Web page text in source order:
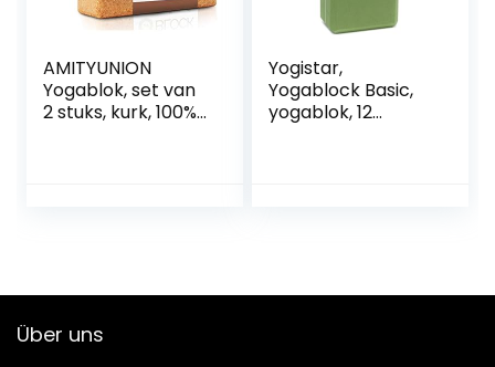
AMITYUNION
Yogablok, set van
2 stuks, kurk, 100%
regeneratie, rug,
blokkadetraining,
Yogistar,
Yogablock Basic,
yogablok, 12
Über uns